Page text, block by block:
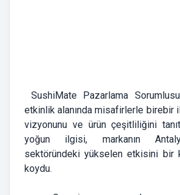
SushiMate Pazarlama
etkinlik alanında misafirlerle birebir
vizyonunu ve ürün çeşitliliğini
yoğun ilgisi, markanın
sektöründeki yükselen etkisini bir
koydu.